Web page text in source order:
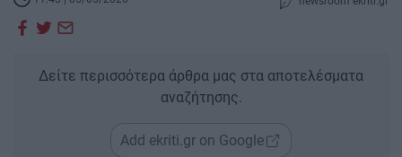
Δείτε περισσότερα άρθρα μας στα αποτελέσματα
αναζήτησης.
Add ekriti.gr on Google